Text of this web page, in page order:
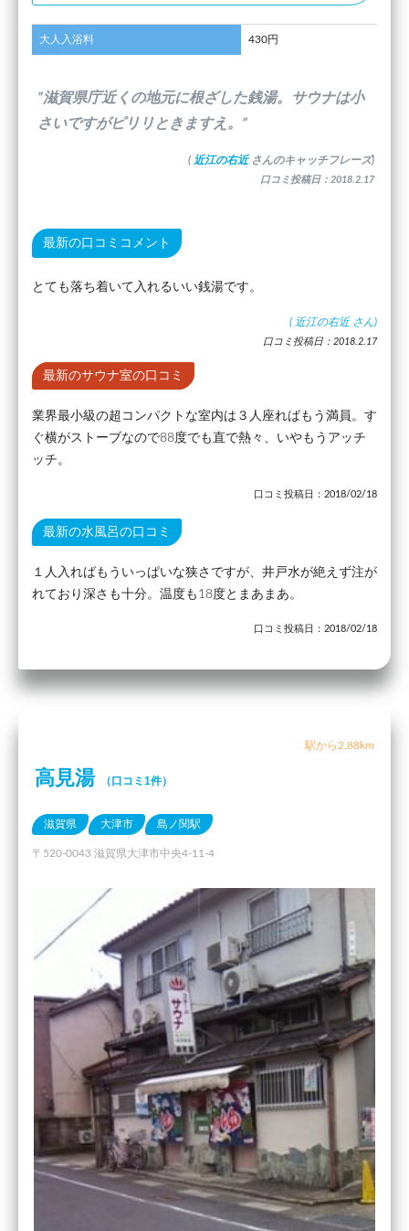
大人入浴料 430円
”滋賀県庁近くの地元に根ざした銭湯。サウナは小
さいですがピリリときますえ。”
( 近江の右近 さんのキャッチフレーズ)
口コミ投稿日：2018.2.17
最新の口コミコメント
とても落ち着いて入れるいい銭湯です。
( 近江の右近 さん)
口コミ投稿日：2018.2.17
最新のサウナ室の口コミ
業界最小級の超コンパクトな室内は３人座ればもう満員。す
ぐ横がストーブなので88度でも直で熱々、いやもうアッチ
ッチ。
口コミ投稿日：2018/02/18
最新の水風呂の口コミ
１人入ればもういっぱいな狭さですが、井戸水が絶えず注が
れており深さも十分。温度も18度とまあまあ。
口コミ投稿日：2018/02/18
駅から2.88km
高見湯 （口コミ1件）
滋賀県 大津市 島ノ関駅
〒520-0043 滋賀県大津市中央4-11-4